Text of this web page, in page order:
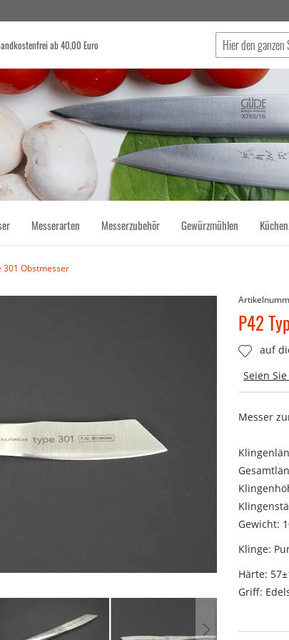
ab 40,00 Euro Suche
Messerarten Messerzubehör Gewürzmühlen
301 Obstmesser
P42
auf
Seien
Messer
Gewicht:
Klinge:
Härte:
Griff: